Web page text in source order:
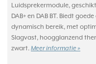
Luidsprekermodule,
DAB+ en DAB BT. Biedt
dynamisch bereik, met
Slagvast, hoogglanzend
zwart. Meer informatie »